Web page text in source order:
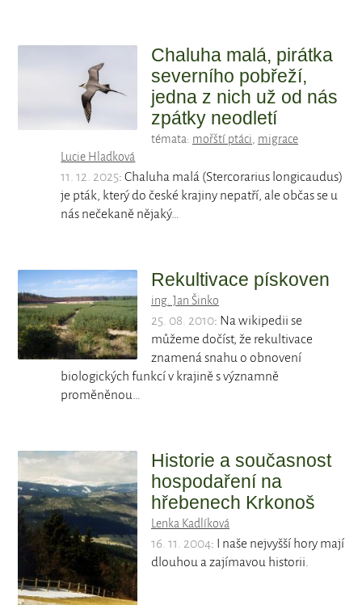
Chaluha malá, pirátka
severního pobřeží,
jedna z nich už od nás
zpátky neodletí
témata: mořští ptáci, migrace
Lucie Hladková
11. 12. 2025: Chaluha malá (Stercorarius longicaudus)
je pták, který do české krajiny nepatří, ale občas se u
nás nečekaně nějaký…
Rekultivace pískoven
ing. Jan Šinko
25. 08. 2010: Na wikipedii se
můžeme dočíst, že rekultivace
znamená snahu o obnovení
biologických funkcí v krajině s významně
proměněnou…
Historie a současnost
hospodaření na
hřebenech Krkonoš
Lenka Kadlíková
16. 11. 2004: I naše nejvyšší hory mají
dlouhou a zajímavou historii.